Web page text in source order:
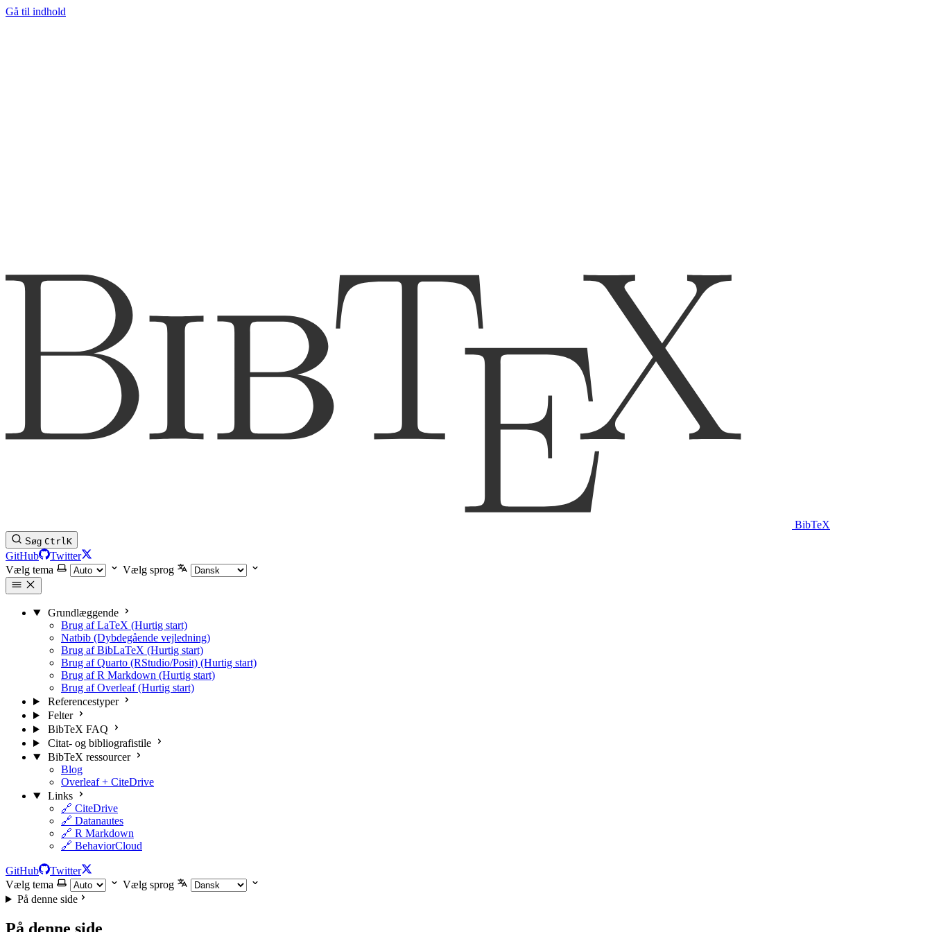
Gå til indhold
BibTeX
Søg CtrlK
GitHub
Twitter
Vælg tema
Vælg sprog
Grundlæggende
Brug af LaTeX (Hurtig start)
Natbib (Dybdegående vejledning)
Brug af BibLaTeX (Hurtig start)
Brug af Quarto (RStudio/Posit) (Hurtig start)
Brug af R Markdown (Hurtig start)
Brug af Overleaf (Hurtig start)
Referencestyper
Felter
BibTeX FAQ
Citat- og bibliografistile
BibTeX ressourcer
Blog
Overleaf + CiteDrive
Links
🔗 CiteDrive
🔗 Datanautes
🔗 R Markdown
🔗 BehaviorCloud
GitHub
Twitter
Vælg tema
Vælg sprog
På denne side